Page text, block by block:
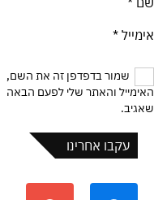
אימייל *
שמור בדפדפן זה את השם,
האימייל והאתר שלי לפעם הבאה
שאגיב.
עקבו אחרינו